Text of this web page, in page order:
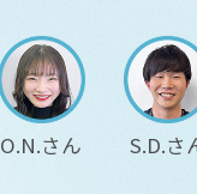
O.N.さん S.D.さ